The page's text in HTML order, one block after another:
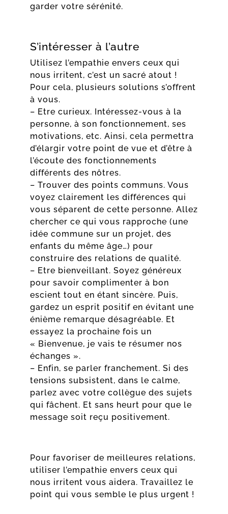
garder votre sérénité.
S’intéresser à l’autre
Utilisez l’empathie envers ceux qui
nous irritent, c’est un sacré atout !
Pour cela, plusieurs solutions s’offrent
à vous.
– Etre curieux. Intéressez-vous à la
personne, à son fonctionnement, ses
motivations, etc. Ainsi, cela permettra
d’élargir votre point de vue et d’être à
l’écoute des fonctionnements
différents des nôtres.
– Trouver des points communs. Vous
voyez clairement les différences qui
vous séparent de cette personne. Allez
chercher ce qui vous rapproche (une
idée commune sur un projet, des
enfants du même âge…) pour
construire des relations de qualité.
– Etre bienveillant. Soyez généreux
pour savoir complimenter à bon
escient tout en étant sincère. Puis,
gardez un esprit positif en évitant une
énième remarque désagréable. Et
essayez la prochaine fois un
« Bienvenue, je vais te résumer nos
échanges ».
– Enfin, se parler franchement. Si des
tensions subsistent, dans le calme,
parlez avec votre collègue des sujets
qui fâchent. Et sans heurt pour que le
message soit reçu positivement.
Pour favoriser de meilleures relations,
utiliser l’empathie envers ceux qui
nous irritent vous aidera. Travaillez le
point qui vous semble le plus urgent !